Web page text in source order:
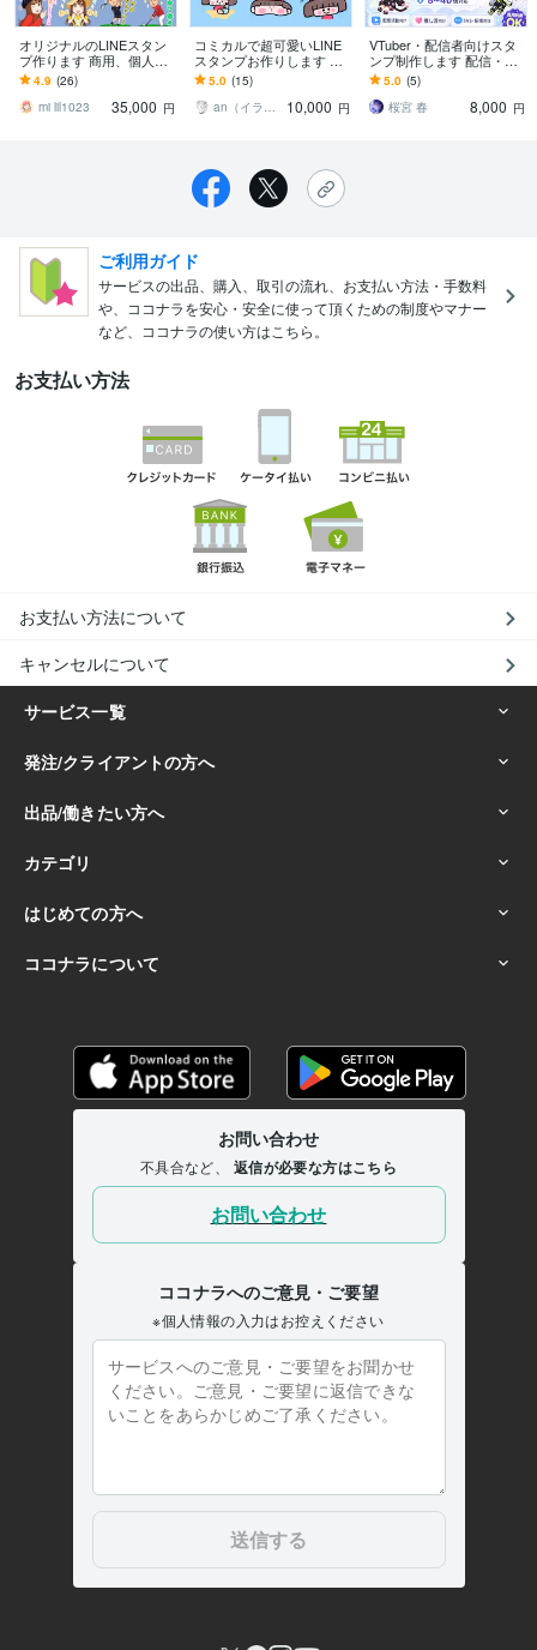
オリジナルのLINEスタン
プ作ります 商用、個人
用、プレゼント用、ご希
望のスタンプ作りま
す！！
4.9 (26)
mi lil1023
35,000 円
コミカルで超可愛いLINE
スタンプお作りします シ
ンプルで可愛くディフォ
ルメ！ゆるいシュールな
個性的スタンプ
5.0 (15)
an（イラストレーター）
10,000 円
VTuber・配信者向けスタ
ンプ制作します 配信・SN
S・推し活で使えるスタン
プを制作♪
5.0 (5)
桜宮 春
8,000 円
ご利用ガイド
サービスの出品、購入、取引の流れ、お支払い方法・手数料
や、ココナラを安心・安全に使って頂くための制度やマナー
など、ココナラの使い方はこちら。
お支払い方法
お支払い方法について
キャンセルについて